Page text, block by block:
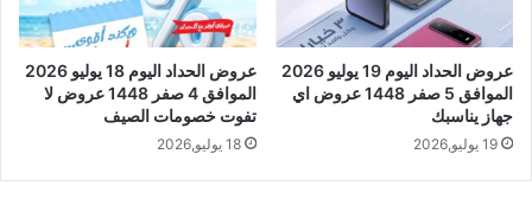
عروض الحداد اليوم 19 يوليو 2026
الموافق 5 صفر 1448 عروض اي
جهاز يناسبك
19 يوليو,2026
عروض الحداد اليوم 18 يوليو 2026
الموافق 4 صفر 1448 عروض لا
تفوت خصومات الصيف
18 يوليو,2026